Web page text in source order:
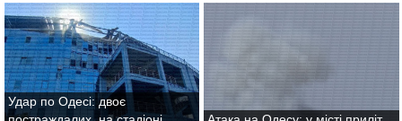
Удар по Одесі: двоє